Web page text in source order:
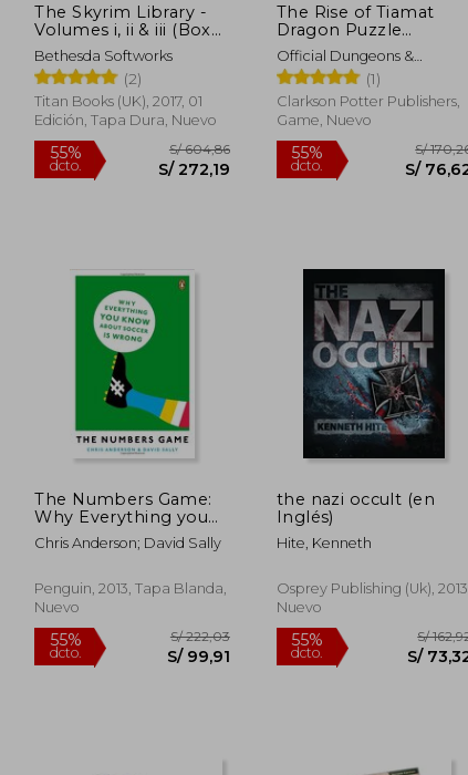
The Skyrim Library -
Volumes i, ii & iii (Box
Set) (en Inglés)
Bethesda Softworks
(2)
Titan Books (UK), 2017, 01
Edición, Tapa Dura, Nuevo
dcto. S/ 272,19
The Rise of Tiamat
Dragon Puzzle
(Dungeons &
Dragons): 1000-Piece
Jigsaw Puzzle
Featuring the Queen
of Evil Dragons: Jigsaw
Inglés)
Official Dungeons &
Dragons Licensed
(1)
Clarkson Potter Publishers,
Game, Nuevo
dcto.
The Numbers Game:
Why Everything you
Know About Soccer is
Wrong (en Inglés)
Chris Anderson; David Sally
Penguin, 2013, Tapa Blanda,
Nuevo
the nazi occult (en
Inglés)
Hite, Kenneth
Osprey Publishing (uk), 2013,
Nuevo